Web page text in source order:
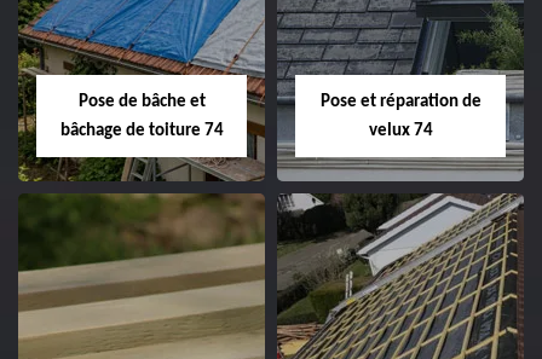
Pose de bâche et
bâchage de toiture 74
Pose et réparation de
velux 74